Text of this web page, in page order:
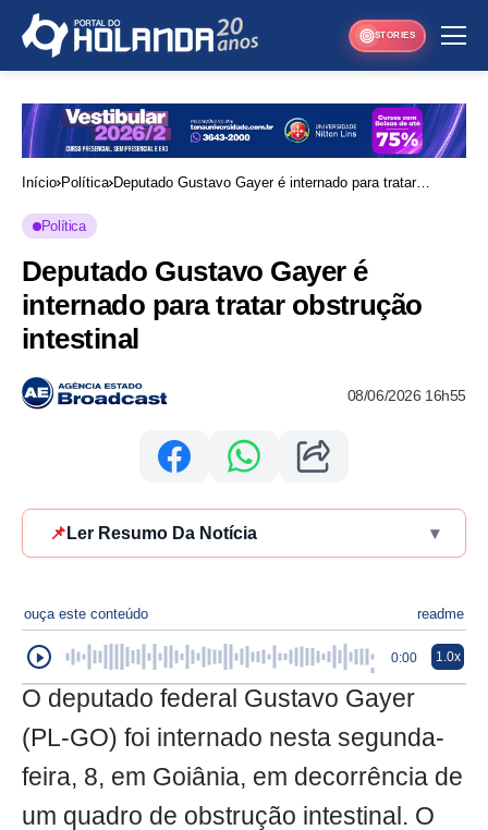
STORIES
Início Política Deputado Gustavo Gayer é internado para tratar
Política
Deputado Gustavo Gayer é
internado para tratar obstrução
intestinal
08/06/2026 16h55
📌 Ler Resumo Da Notícia ▾
ouça este conteúdo readme
0:00 1.0x
O deputado federal Gustavo Gayer
(PL-GO) foi internado nesta segunda-
feira, 8, em Goiânia, em decorrência de
um quadro de obstrução intestinal. O